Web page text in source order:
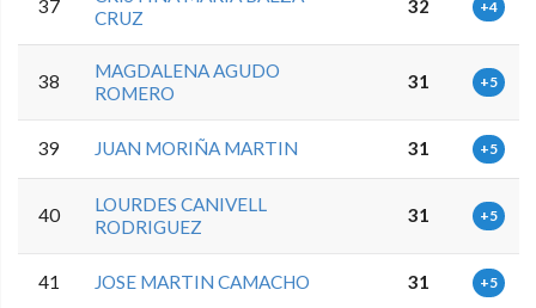
37
CRUZ
32 +4
38
MAGDALENA AGUDO
ROMERO
31 +5
39 JUAN MORIÑA MARTIN 31 +5
40
LOURDES CANIVELL
RODRIGUEZ
31 +5
41 JOSE MARTIN CAMACHO 31 +5